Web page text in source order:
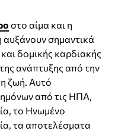
στο αίμα και η
αυξάνουν σημαντικά
δομικής καρδιακής
ανάπτυξης από την
ζωή. Αυτό
από τις ΗΠΑ,
το Ηνωμένο
τα αποτελέσματα